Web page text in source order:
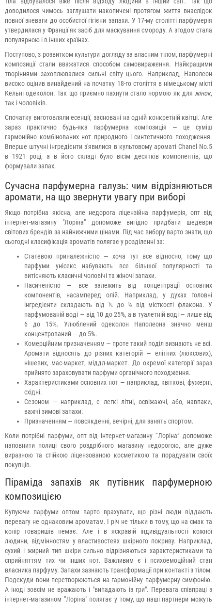
доводилося чимось заглушати накопичені протягом життя внаслідок
повної зневаги до особистої гігієни запахи. У 17-му столітті парфумерія
утвердилася у Франції як засіб для маскування смороду. А згодом стала
популярною і в інших країнах.
Поступово, з розвитком культури догляду за власним тілом, парфумерні
композиції стали вважатися способом самовираження. Найкращими
творіннями захоплювалися сильні світу цього. Наприклад, Наполеон
високо оцінив винайдений на початку 18-го століття в німецькому місті
Кельні одеколон. Так що приємно пахнути стало нормою як для жінок,
так і чоловіків.
Спочатку виготовляли есенції, засновані на одній конкретній квітці. Але
зараз практично будь-яка парфумерна композиція — це суміш
гармонійно комбінованих нот природного і синтетичного походження.
Вперше штучні інгредієнти з'явилися в культовому ароматі Chanel No.5
в 1921 році, а в його складі було вісім десятків компонентів, що
формували запах.
Сучасна парфумерна галузь: чим відрізняються
аромати, на що звернути увагу при виборі
Якщо потрібна якісна, але недорога ліцензійна парфумерія, опт від
інтернет-магазину "Лоріна" допоможе вигідно придбати шедеври
світових брендів за найнижчими цінами. Під час вибору варто знати, що
сьогодні класифікація ароматів полягає у розділенні за:
Статевою приналежністю — хоча тут все відносно, тому що
парфуми унісекс набувають все більшої популярності та
витісняють класичні чоловічі та жіночі запахи.
Насиченістю — все залежить від концентрації основних
компонентів, насамперед олій. Наприклад, у духах головні
інгредієнти складають від ⅕ до ½ від місткості флакона. У
парфумованій воді — від 10 до 25%, а в туалетній воді — лише від
6 до 15%. Улюблений одеколон Наполеона значно менш
концентрований — до 5%.
Комерційним призначенням — проте такий поділ визнають не всі.
Аромати відносять до різних категорій — елітних (люксових),
нішевих, мас-маркет, міддл-маркет. До окремої категорії зараз
прийнято зараховувати парфуми органічного походження.
Характеристиками основних нот — наприклад, квіткові, фужерні,
східні.
Сезоном — наприклад, є легкі літні, освіжаючі, або, навпаки,
важчі зимові запахи.
Призначенням — повсякденні, вечірні, для занять спортом.
Коли потрібні парфуми, опт від інтернет-магазину “Лоріна” допоможе
наповнити полиці свого роздрібного магазину недорогою, але дуже
виразною та стійкою ліцензованою косметикою та порадувати своїх
покупців.
Піраміда запахів як путівник парфумерною
композицією
Купуючи парфуми оптом варто врахувати, що різні люди віддають
перевагу не однаковим ароматам. І річ не тільки в тому, що на смак та
колір товаришів немає. Але і в яскравій індивідуальності кожної
людини, відмінностям у властивостеях шкірного покриву. Наприклад,
сухий і жирний тип шкіри сильно відрізняються характеристиками та
сприйняттям тих чи інших нот. Важливим є і психоемоційний стан
власника парфуму. Запахи зазнають трансформації при контакті з тілом.
Подекуди вони перетворюються на гармонійну парфумерну симфонію.
А іноді зовсім не вражають і "випадають із гри". Перевага співпраці з
інтернет-магазином "Лоріна" полягає у тому, що наші партнери можуть